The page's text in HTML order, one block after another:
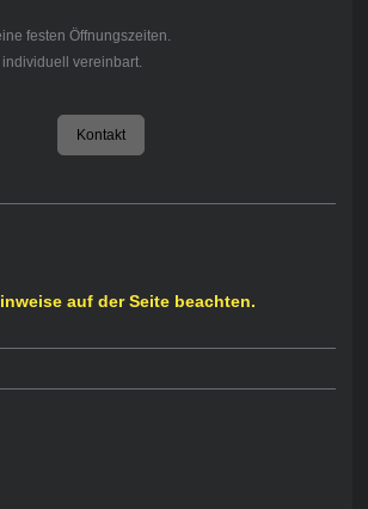
festen Öffnungszeiten.
vereinbart.
Kontakt
auf der Seite beachten.